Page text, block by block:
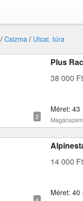
/ Csizma / Utcai, túra
Plus
38 000 Ft
Méret: 43
14 000 Ft
Méret: 40